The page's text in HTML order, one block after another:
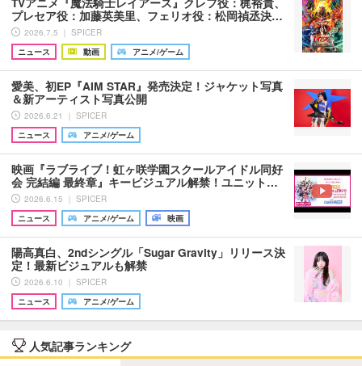
プレセア役：加藤英美里、フェリオ役：松岡禎丞決…
2026.7.5 ｜ SPICER
ニュース
動画 アニメ/ゲーム
愛美、初EP『AIM STAR』発売決定！ジャケット写真
＆新アーティスト写真公開
2026.6.21 ｜ SPICER
ニュース
アニメ/ゲーム
映画『ラブライブ！虹ヶ咲学園スクールアイドル同好
会 完結編 最終章』キービジュアル解禁！ユニット…
2026.6.15 ｜ SPICER
ニュース
アニメ/ゲーム 映画
陽高真白、2ndシングル「Sugar Gravity」リリース決
定！最新ビジュアルも解禁
2026.6.10 ｜ SPICER
ニュース
アニメ/ゲーム
人気記事ランキング